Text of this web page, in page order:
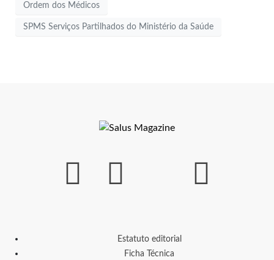
Ordem dos Médicos
SPMS Serviços Partilhados do Ministério da Saúde
Estatuto editorial
Ficha Técnica